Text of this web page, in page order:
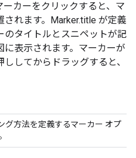
カーをクリックすると、マ
れます。Marker.title が定義
のタイトルとスニペットが記
表示されます。マーカーが
してからドラッグすると、
グ方法を定義するマーカー オプ